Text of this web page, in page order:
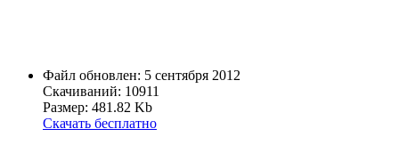
Файл обновлен: 5 сентября 2012
Скачиваний: 10911
Размер: 481.82 Kb
Скачать бесплатно